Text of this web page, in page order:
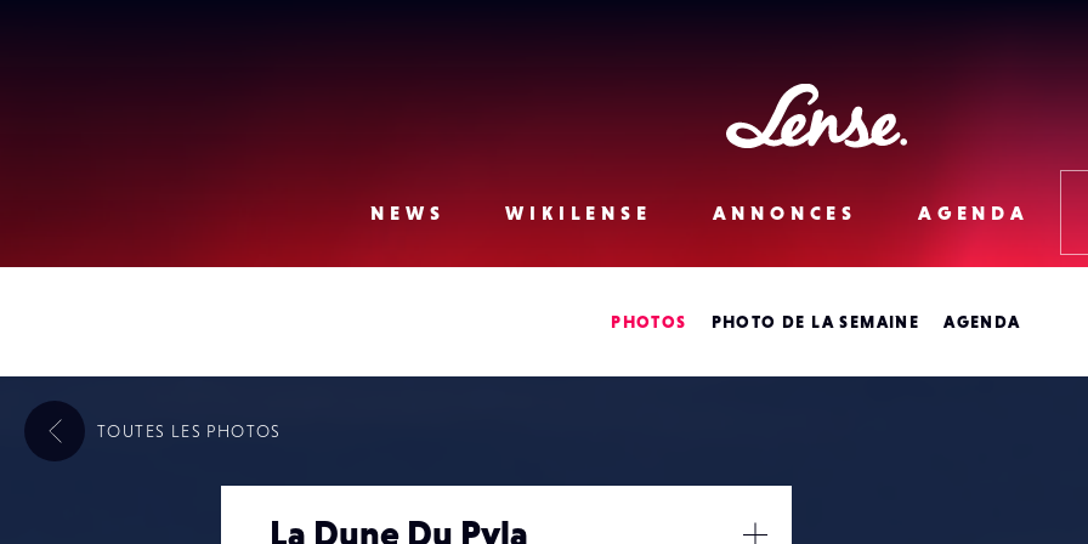
Lense
NEWS WIKILENSE ANNONCES AGENDA
PHOTOS PHOTO DE LA SEMAINE AGENDA
La Dune Du Pyla
TOUTES LES PHOTOS